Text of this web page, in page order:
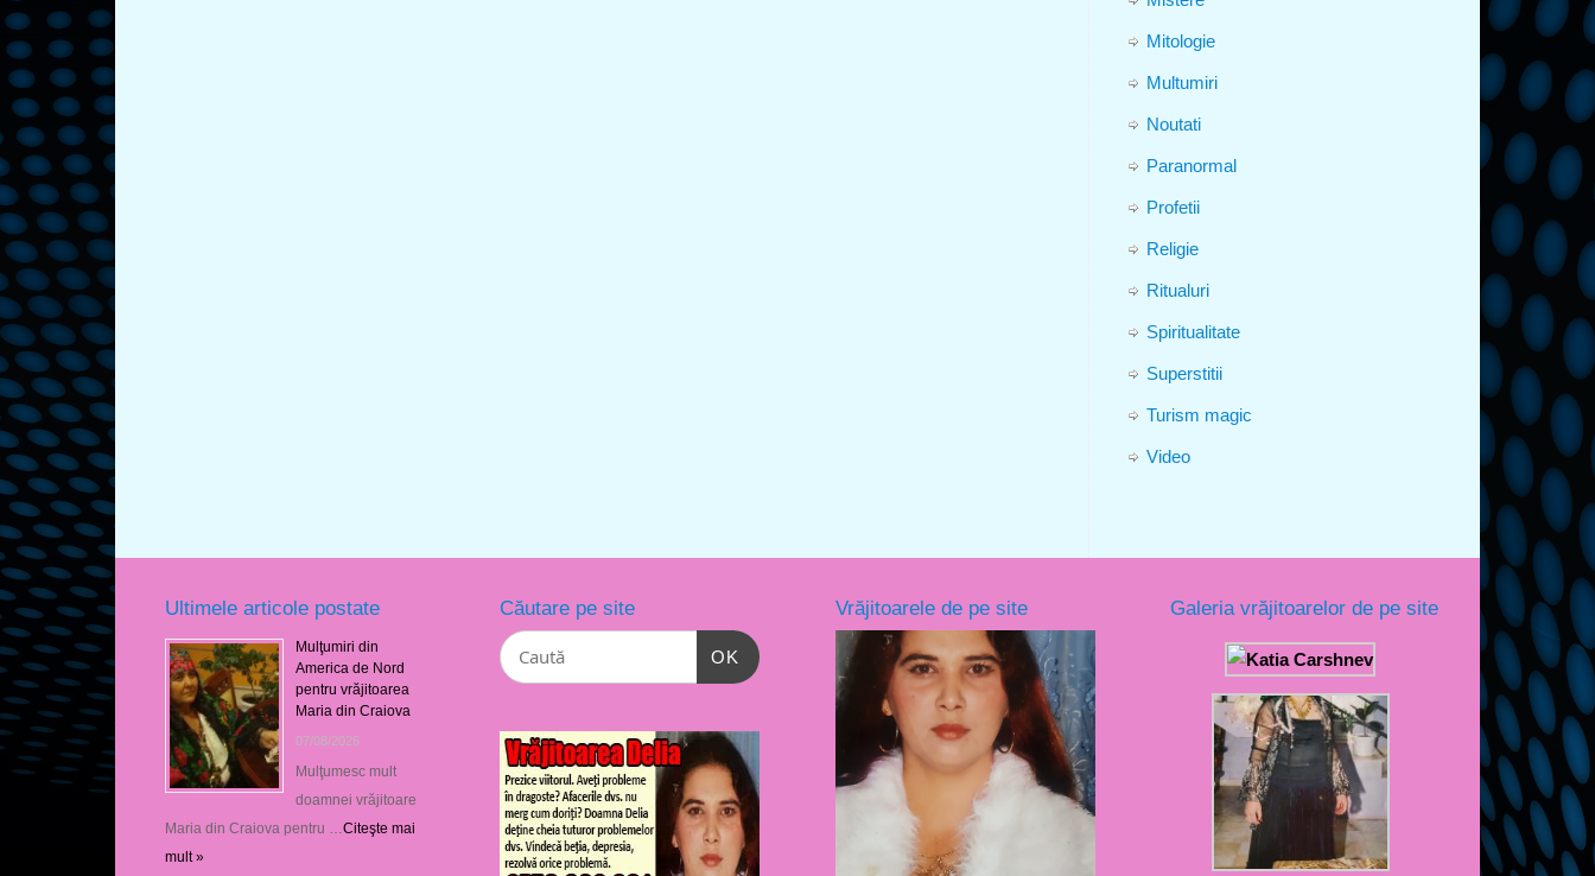
Mitologie
Multumiri
Noutati
Paranormal
Profetii
Religie
Ritualuri
Spiritualitate
Superstitii
Turism magic
Video
Ultimele articole postate
Mulţumiri din
America de Nord
pentru vrăjitoarea
Maria din Craiova
07/08/2026
Mulţumesc mult
doamnei vrăjitoare
Maria din Craiova pentru … Citeşte mai
mult »
Căutare pe site
OK
Vrăjitoarele de pe site Galeria vrăjitoarelor de pe site